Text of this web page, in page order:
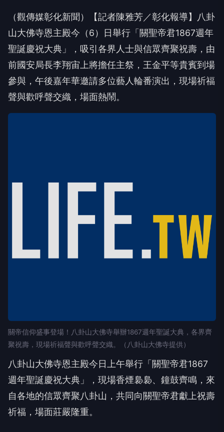
（觀傳媒彰化新聞）【記者陳雅芳／彰化報導】八卦
山大佛寺恩主殿今（6）日舉行「關聖帝君1867週年
聖誕慶祝大典」，吸引各界人士與信眾齊聚祝壽，由
前國安局長李翔宙上將擔任主祭，王金平等貴賓到場
參與，午後嘉年華邀請多位藝人輪番演出，現場祈福
聲與歡呼聲交織，場面熱鬧。
關帝信仰盛事登場！八卦山大佛寺舉辦1867週年聖誕大典，各界齊
聚祝壽，現場祈福聲與歡呼聲交織。（八卦山大佛寺提供）
八卦山大佛寺恩主殿今日上午舉行「關聖帝君1867
週年聖誕慶祝大典」，現場香煙裊裊、鐘鼓齊鳴，來
自各地的信眾齊聚八卦山，共同向關聖帝君獻上祝壽
祈福，場面莊嚴隆重。